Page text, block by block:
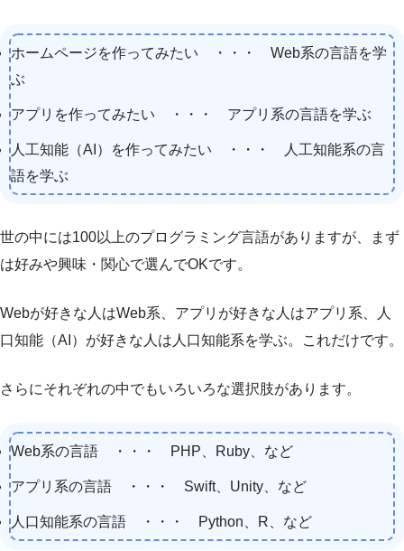
ホームページを作ってみたい ・・・ Web系の言語を学
ぶ
アプリを作ってみたい ・・・ アプリ系の言語を学ぶ
人工知能（AI）を作ってみたい ・・・ 人工知能系の言
語を学ぶ
世の中には100以上のプログラミング言語がありますが、まず
は好みや興味・関心で選んでOKです。
Webが好きな人はWeb系、アプリが好きな人はアプリ系、人
口知能（AI）が好きな人は人口知能系を学ぶ。これだけです。
さらにそれぞれの中でもいろいろな選択肢があります。
Web系の言語 ・・・ PHP、Ruby、など
アプリ系の言語 ・・・ Swift、Unity、など
人口知能系の言語 ・・・ Python、R、など